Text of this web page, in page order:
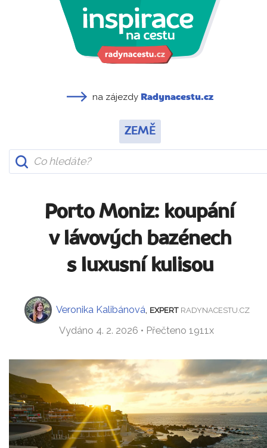
na zájezdy Radynacestu.cz
ZEMĚ
Porto Moniz: koupání
v lávových bazénech
s luxusní kulisou
Veronika Kalibánová EXPERT RADYNACESTU.CZ
Vydáno 4. 2. 2026 • Přečteno 1911x